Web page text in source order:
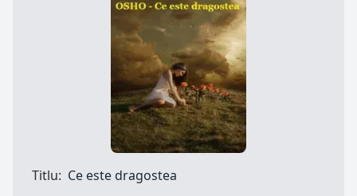
Titlu: Ce este dragostea